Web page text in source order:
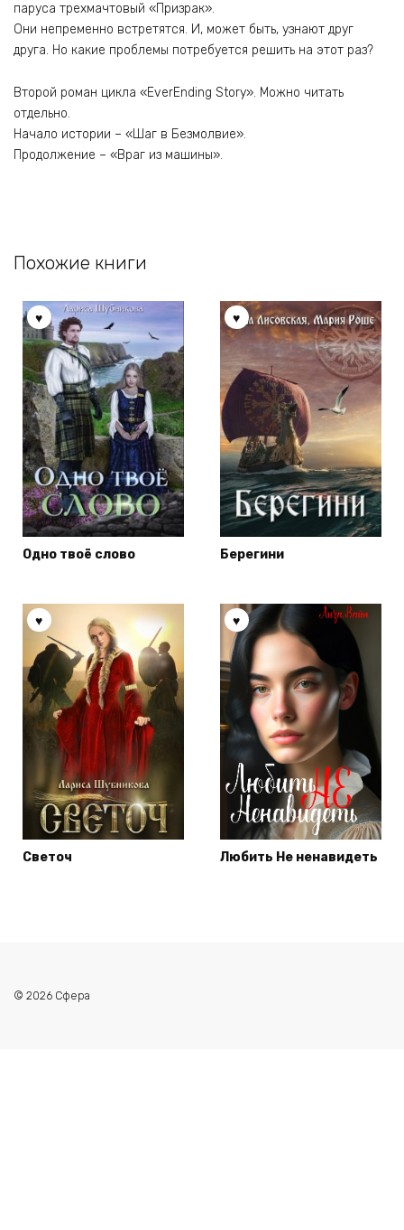
паруса трехмачтовый «Призрак».
Они непременно встретятся. И, может быть, узнают друг
друга. Но какие проблемы потребуется решить на этот раз?
Второй роман цикла «EverEnding Story». Можно читать
отдельно.
Начало истории – «Шаг в Безмолвие».
Продолжение – «Враг из машины».
Похожие книги
Одно твоё слово Берегини
Светоч Любить Не ненавидеть
© 2026 Сфера